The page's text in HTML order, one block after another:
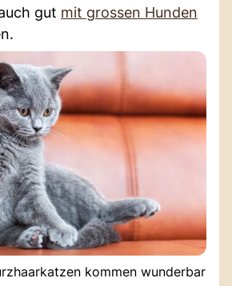
gut mit grossen Hunden
kommen wunderbar